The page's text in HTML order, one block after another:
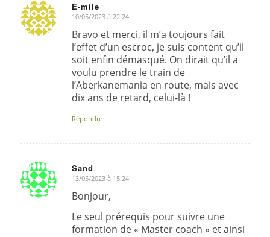
E-mile
dit
:
10/05/2023 à 22:24
Bravo et merci, il m’a toujours fait
l’effet d’un escroc, je suis content qu’il
soit enfin démasqué. On dirait qu’il a
voulu prendre le train de
l’Aberkanemania en route, mais avec
dix ans de retard, celui-là !
Répondre
Sand
dit
:
13/05/2023 à 15:24
Bonjour,
Le seul prérequis pour suivre une
formation de « Master coach » et ainsi